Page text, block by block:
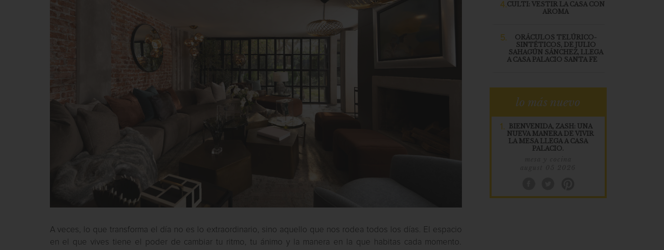
A veces, lo que transforma el día no es lo extraordinario, sino aquello que nos rodea todos los días. El espacio
en el que vives tiene el poder de cambiar tu ritmo, tu ánimo y la manera en la que habitas cada momento.
4.CULTI: VESTIR LA CASA CON
AROMA
5.
ORÁCULOS TELÚRICO-
SINTÉTICOS, DE JULIO
SAHAGÚN SÁNCHEZ, LLEGA
A CASA PALACIO SANTA FE
lo más nuevo
1.
BIENVENIDA, ZASH: UNA
NUEVA MANERA DE VIVIR
LA MESA LLEGA A CASA
PALACIO.